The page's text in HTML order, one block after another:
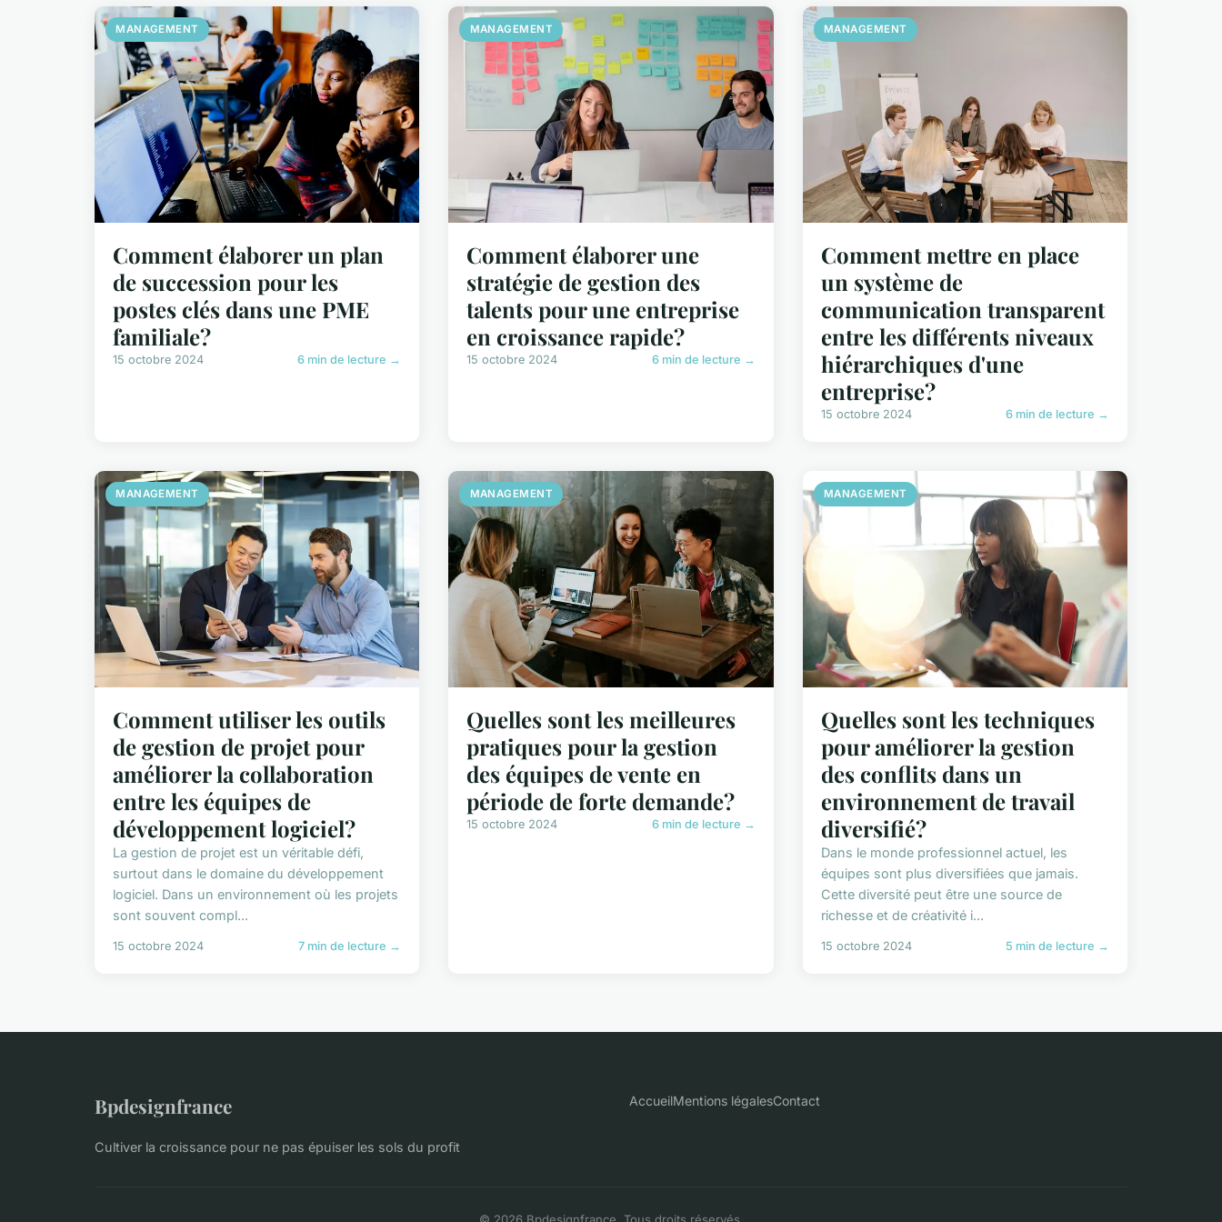
MANAGEMENT
Comment élaborer un plan
de succession pour les
postes clés dans une PME
familiale?
15 octobre 2024 6 min de lecture →
MANAGEMENT
Comment élaborer une
stratégie de gestion des
talents pour une entreprise
en croissance rapide?
15 octobre 2024 6 min de lecture →
MANAGEMENT
Comment mettre en place
un système de
communication transparent
entre les différents niveaux
hiérarchiques d'une
entreprise?
15 octobre 2024 6 min de lecture →
MANAGEMENT
Comment utiliser les outils
de gestion de projet pour
améliorer la collaboration
entre les équipes de
développement logiciel?
La gestion de projet est un véritable défi,
surtout dans le domaine du développement
logiciel. Dans un environnement où les projets
sont souvent compl...
15 octobre 2024 7 min de lecture →
MANAGEMENT
Quelles sont les meilleures
pratiques pour la gestion
des équipes de vente en
période de forte demande?
15 octobre 2024 6 min de lecture →
MANAGEMENT
Quelles sont les techniques
pour améliorer la gestion
des conflits dans un
environnement de travail
diversifié?
Dans le monde professionnel actuel, les
équipes sont plus diversifiées que jamais.
Cette diversité peut être une source de
richesse et de créativité i...
15 octobre 2024 5 min de lecture →
Bpdesignfrance
Cultiver la croissance pour ne pas épuiser les sols du profit
AccueilMentions légalesContact